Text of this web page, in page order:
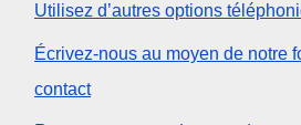
Utilisez d’autres options
Écrivez-nous au moyen de notre
contact